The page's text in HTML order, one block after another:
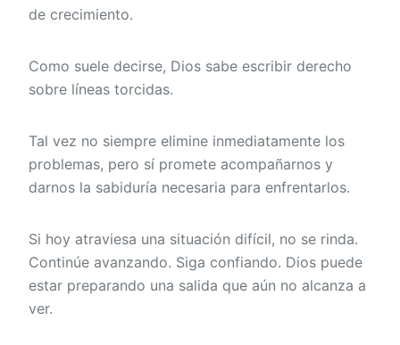
de crecimiento.
Como suele decirse, Dios sabe escribir derecho
sobre líneas torcidas.
Tal vez no siempre elimine inmediatamente los
problemas, pero sí promete acompañarnos y
darnos la sabiduría necesaria para enfrentarlos.
Si hoy atraviesa una situación difícil, no se rinda.
Continúe avanzando. Siga confiando. Dios puede
estar preparando una salida que aún no alcanza a
ver.